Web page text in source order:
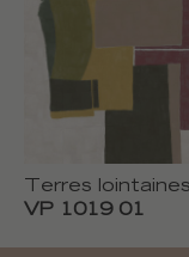
Terres lointaines
VP 1019 01